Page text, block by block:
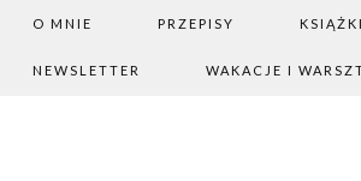
O MNIE PRZEPISY KSIĄŻKI
NEWSLETTER WAKACJE I